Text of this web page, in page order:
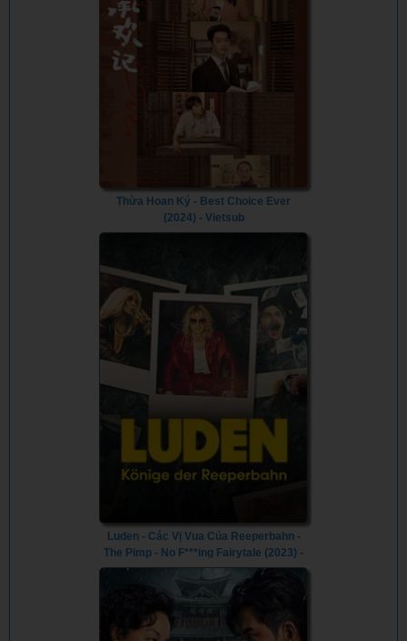
Thừa Hoan Ký - Best Choice Ever
(2024) - Vietsub
Luden - Các Vị Vua Của Reeperbahn -
The Pimp - No F***ing Fairytale (2023) -
Vietsub